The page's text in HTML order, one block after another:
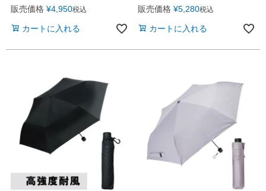
販売価格 ¥4,950税込
カートに入れる
販売価格 ¥5,280税込
カートに入れる